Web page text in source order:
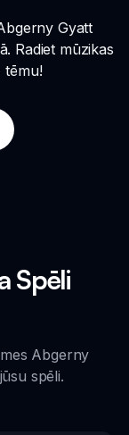
Gyatt
Radiet mūzikas
tēmu!
Spēli
Abgerny
spēli.